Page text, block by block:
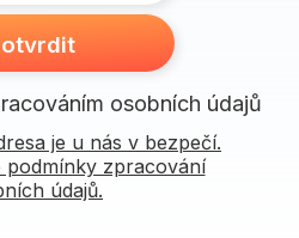
osobních údajů
je u nás v bezpečí.
podmínky zpracování
údajů.